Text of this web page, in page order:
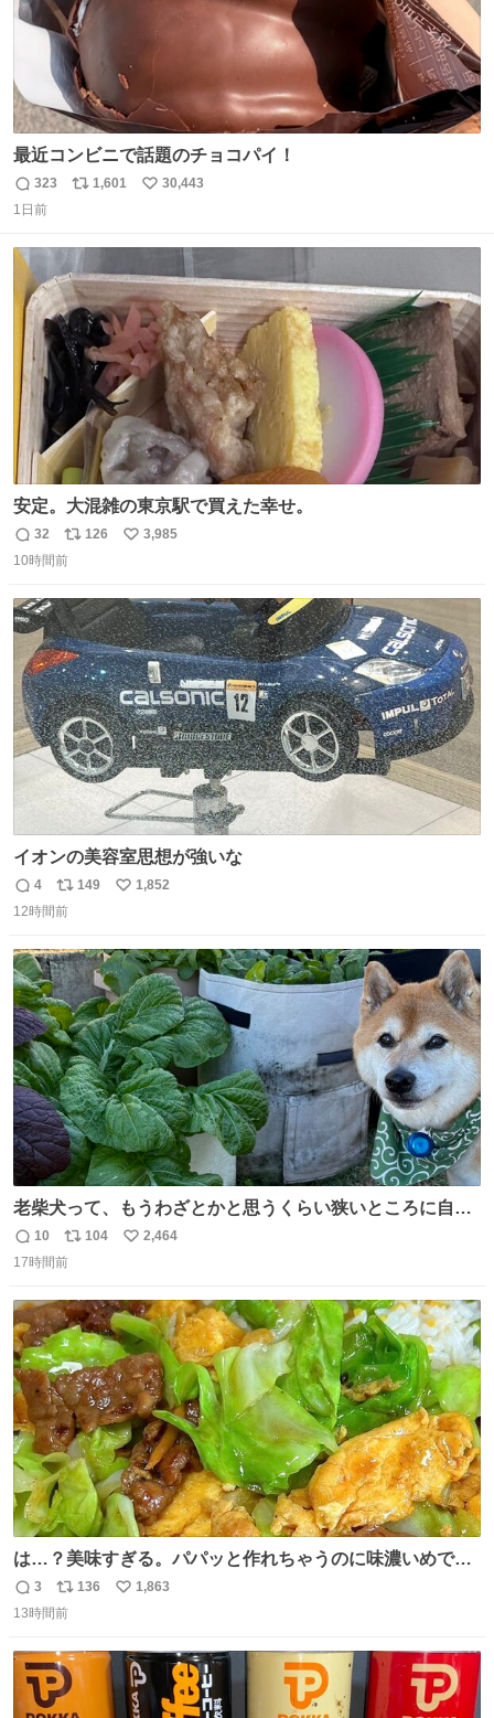
最近コンビニで話題のチョコパイ！
返
信
323
リ
ト
数
1,601
い
30,443
1日前
安定。大混雑の東京駅で買えた幸せ。
返
信
32
リ
ポ
ト
数
126
い
数
3,985
10時間前
イオンの美容室思想が強いな
返
信
4
リ
ポ
ト
数
149
い
数
1,852
12時間前
老柴犬って、もうわざとかと思うくらい狭いところに自ら
はまりにいくじゃないですか？ 今朝ガーデニングしてる飼
い主の間にはまってきて、最高に可愛かった♥️
返
信
10
リ
ポ
ト
数
104
い
数
2,464
17時間前
は…？美味すぎる。パパッと作れちゃうのに味濃いめで満
足感エグいの天才だろ🥹
返
信
3
リ
ポ
ト
数
136
い
数
1,863
13時間前